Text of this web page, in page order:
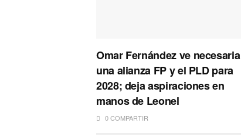
Omar Fernández ve necesaria
una alianza FP y el PLD para
2028; deja aspiraciones en
manos de Leonel
0 COMPARTIR